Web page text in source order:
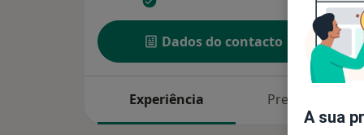
Dados do contacto
Experiência Preços
A sua